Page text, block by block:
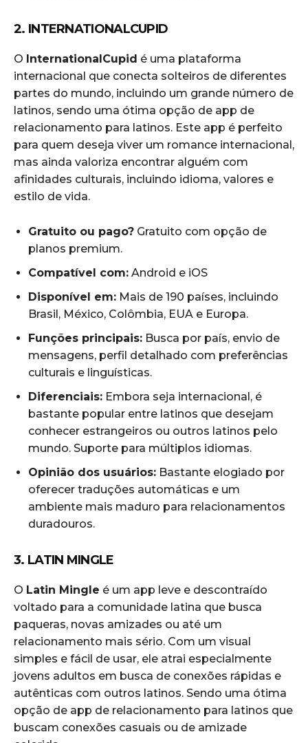
2. INTERNATIONALCUPID
O InternationalCupid é uma plataforma
internacional que conecta solteiros de diferentes
partes do mundo, incluindo um grande número de
latinos, sendo uma ótima opção de app de
relacionamento para latinos. Este app é perfeito
para quem deseja viver um romance internacional,
mas ainda valoriza encontrar alguém com
afinidades culturais, incluindo idioma, valores e
estilo de vida.
Gratuito ou pago? Gratuito com opção de
planos premium.
Compatível com: Android e iOS
Disponível em: Mais de 190 países, incluindo
Brasil, México, Colômbia, EUA e Europa.
Funções principais: Busca por país, envio de
mensagens, perfil detalhado com preferências
culturais e linguísticas.
Diferenciais: Embora seja internacional, é
bastante popular entre latinos que desejam
conhecer estrangeiros ou outros latinos pelo
mundo. Suporte para múltiplos idiomas.
Opinião dos usuários: Bastante elogiado por
oferecer traduções automáticas e um
ambiente mais maduro para relacionamentos
duradouros.
3. LATIN MINGLE
O Latin Mingle é um app leve e descontraído
voltado para a comunidade latina que busca
paqueras, novas amizades ou até um
relacionamento mais sério. Com um visual
simples e fácil de usar, ele atrai especialmente
jovens adultos em busca de conexões rápidas e
autênticas com outros latinos. Sendo uma ótima
opção de app de relacionamento para latinos que
buscam conexões casuais ou de amizade